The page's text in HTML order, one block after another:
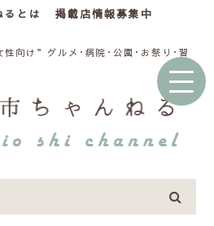
るとは 掲載店情報募集中
向け”グルメ･病院･公園･お祭り･習